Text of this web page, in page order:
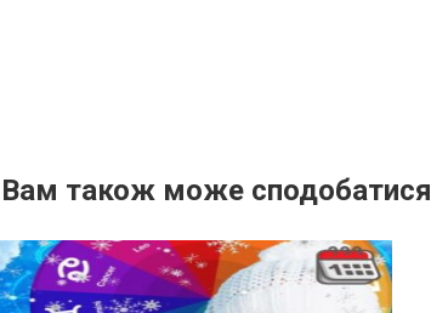
Вам також може сподобатися